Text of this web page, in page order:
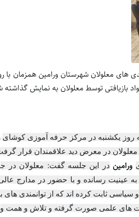
های معلولان شهرستان ورامین همزمان با
بازیافتی توسط معلولان به نمایش
روز یکشنبه در مرکز حرفه آموزی کوشای
در معرض دید علاقمندان قرار
ورامیندر این جلسه گفت: معلولان در
عینیت رسانده و با حضور در مدارج
ثابت کرده اند که از توانمندی های
های علمی صورت گرفته و تلاش و همت